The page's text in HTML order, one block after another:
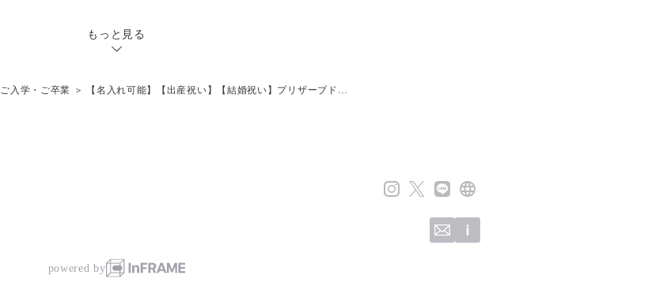
もっと見る
ご入学・ご卒業 ＞ 【名入れ可能】【出産祝い】【結婚祝い】プリザーブド…
powered by